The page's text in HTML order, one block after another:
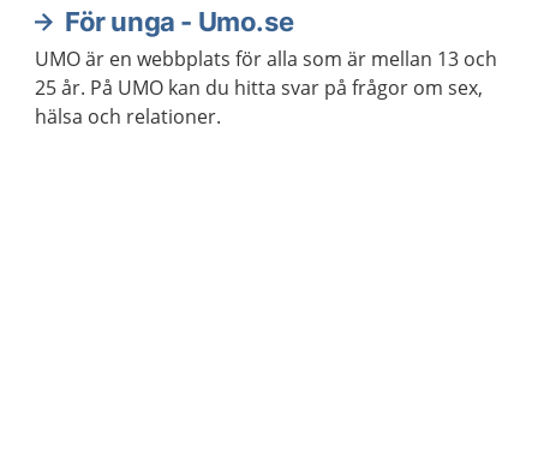
För unga - Umo.se
UMO är en webbplats för alla som är mellan 13 och
25 år. På UMO kan du hitta svar på frågor om sex,
hälsa och relationer.